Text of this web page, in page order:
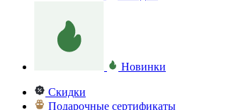
Новинки
Скидки
Подарочные сертификаты